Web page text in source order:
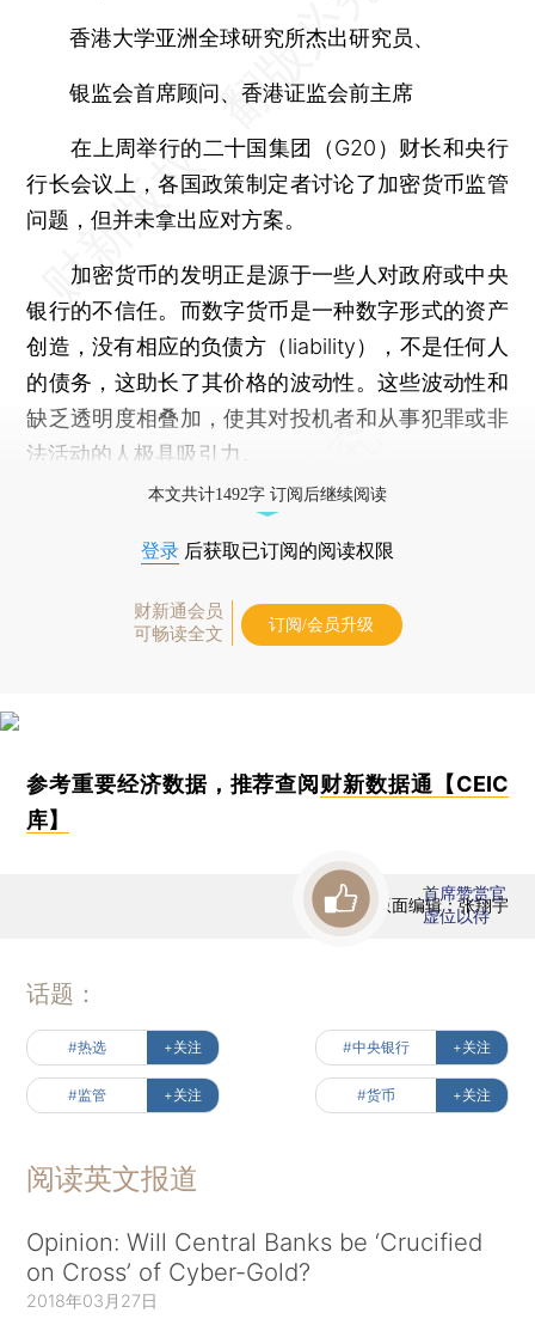
香港大学亚洲全球研究所杰出研究员、
银监会首席顾问、香港证监会前主席
在上周举行的二十国集团（G20）财长和央行
行长会议上，各国政策制定者讨论了加密货币监管
问题，但并未拿出应对方案。
加密货币的发明正是源于一些人对政府或中央
银行的不信任。而数字货币是一种数字形式的资产
创造，没有相应的负债方（liability），不是任何人
的债务，这助长了其价格的波动性。这些波动性和
缺乏透明度相叠加，使其对投机者和从事犯罪或非
法活动的人极具吸引力。
本文共计1492字 订阅后继续阅读
登录 后获取已订阅的阅读权限
财新通会员
可畅读全文
订阅/会员升级
参考重要经济数据，推荐查阅财新数据通【CEIC
库】
版面编辑：张翔宇
首席赞赏官
虚位以待
话题：
#热选 +关注 #中央银行 +关注
#监管 +关注 #货币 +关注
阅读英文报道
Opinion: Will Central Banks be ‘Crucified
on Cross’ of Cyber-Gold?
2018年03月27日